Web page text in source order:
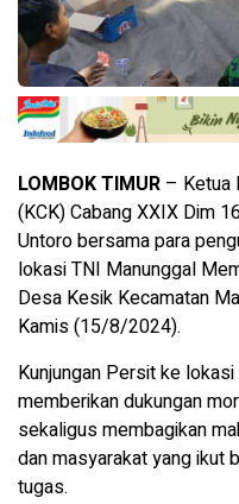
LOMBOK TIMUR – Ketua
(KCK) Cabang XXIX Dim
Untoro bersama para
lokasi TNI Manunggal
Desa Kesik Kecamatan
Kamis (15/8/2024).
Kunjungan Persit ke
memberikan dukungan
sekaligus membagikan
dan masyarakat yang ikut
tugas.